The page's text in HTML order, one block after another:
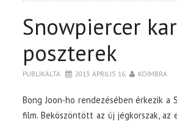
Snowpiercer
poszterek
PUBLIKÁLTA 2013. ÁPRILIS 16. KOIMBRA
Bong Joon-ho rendezésében érkezik a
film. Beköszöntött az új jégkorszak, az